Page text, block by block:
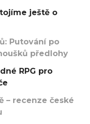
ještě o
Putování po
předlohy
RPG pro
– recenze české